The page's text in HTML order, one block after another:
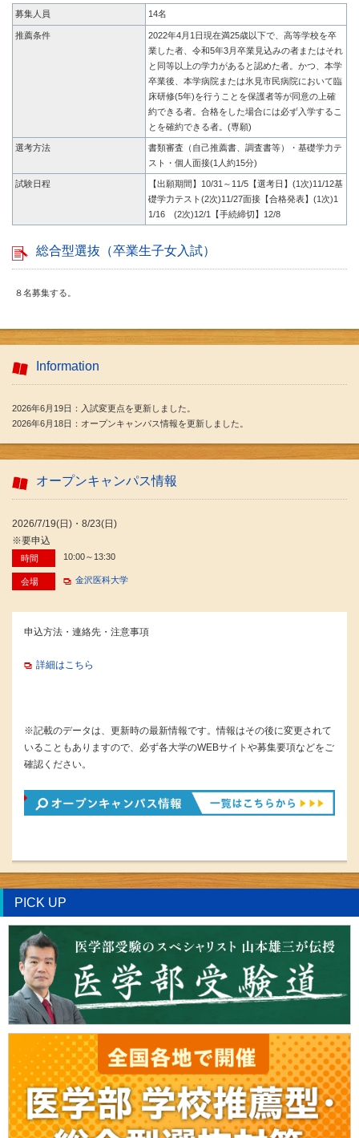
募集人員 14名
推薦条件
2022年4月1日現在満25歳以下で、高等学校を卒
業した者、令和5年3月卒業見込みの者またはそれ
と同等以上の学力があると認めた者。かつ、本学
卒業後、本学病院または氷見市民病院において臨
床研修(5年)を行うことを保護者等が同意の上確
約できる者。合格をした場合には必ず入学するこ
とを確約できる者。(専願)
選考方法
書類審査（自己推薦書、調査書等）・基礎学力テ
スト・個人面接(1人約15分)
試験日程
【出願期間】10/31～11/5【選考日】(1次)11/12基
礎学力テスト(2次)11/27面接【合格発表】(1次)1
1/16 (2次)12/1【手続締切】12/8
総合型選抜（卒業生子女入試）
８名募集する。
Information
2026年6月19日：入試変更点を更新しました。
2026年6月18日：オープンキャンパス情報を更新しました。
オープンキャンパス情報
2026/7/19(日)・8/23(日)
※要申込
時間 10:00～13:30
会場 金沢医科大学
申込方法・連絡先・注意事項
詳細はこちら
※記載のデータは、更新時の最新情報です。情報はその後に変更されて
いることもありますので、必ず各大学のWEBサイトや募集要項などをご
確認ください。
PICK UP